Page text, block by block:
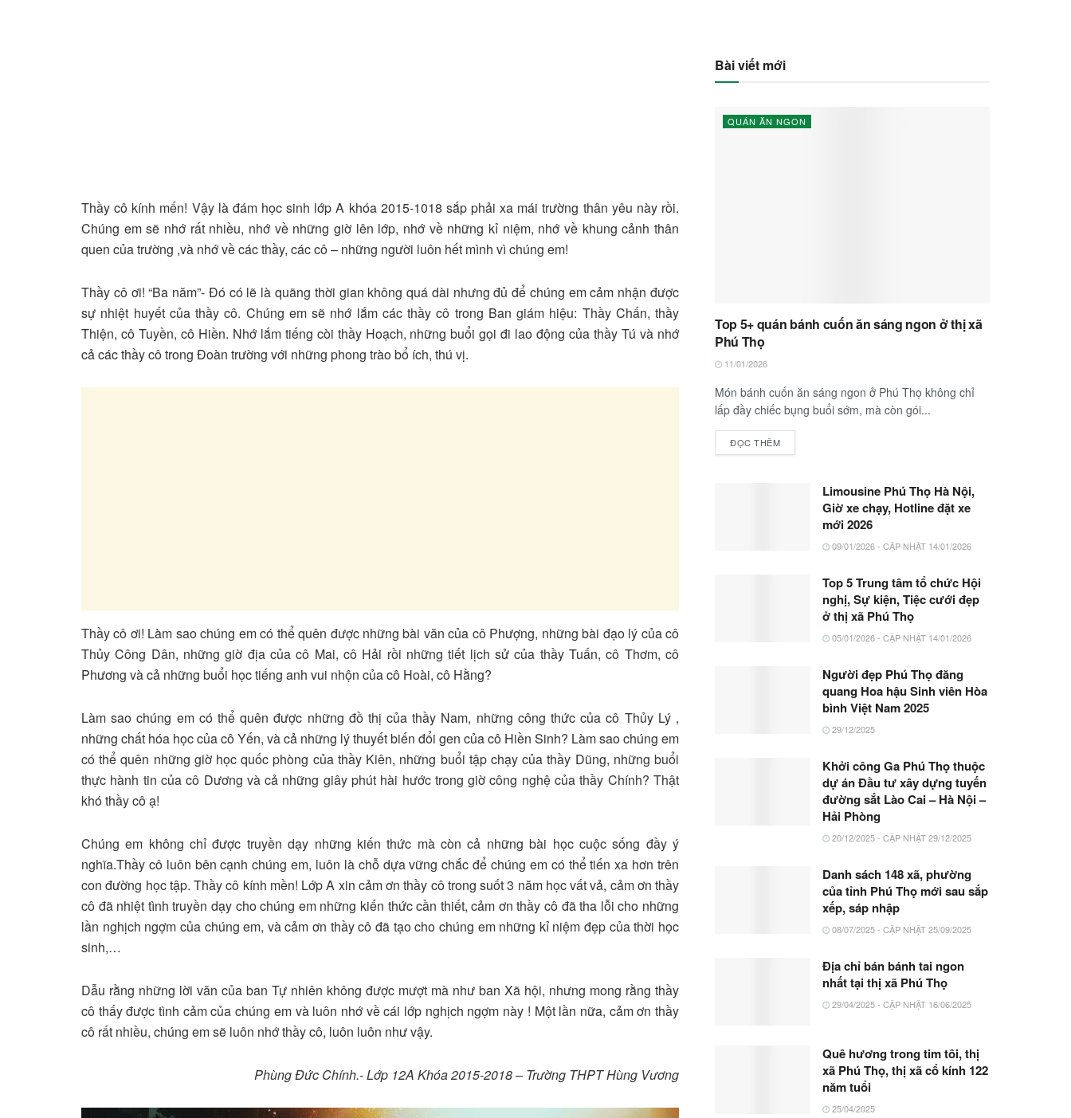
Thầy cô kính mến! Vậy là đám học sinh lớp A khóa 2015-1018 sắp phải xa mái trường thân yêu này rồi.
Chúng em sẽ nhớ rất nhiều, nhớ về những giờ lên lớp, nhớ về những kỉ niệm, nhớ về khung cảnh thân
quen của trường ,và nhớ về các thầy, các cô – những người luôn hết mình vì chúng em!
Thầy cô ơi! “Ba năm”- Đó có lẽ là quãng thời gian không quá dài nhưng đủ để chúng em cảm nhận được
sự nhiệt huyết của thầy cô. Chúng em sẽ nhớ lắm các thầy cô trong Ban giám hiệu: Thầy Chấn, thầy
Thiện, cô Tuyền, cô Hiền. Nhớ lắm tiếng còi thầy Hoạch, những buổi gọi đi lao động của thầy Tú và nhớ
cả các thầy cô trong Đoàn trường với những phong trào bổ ích, thú vị.
Thầy cô ơi! Làm sao chúng em có thể quên được những bài văn của cô Phượng, những bài đạo lý của cô
Thủy Công Dân, những giờ địa của cô Mai, cô Hải rồi những tiết lịch sử của thầy Tuấn, cô Thơm, cô
Phương và cả những buổi học tiếng anh vui nhộn của cô Hoài, cô Hằng?
Làm sao chúng em có thể quên được những đồ thị của thầy Nam, những công thức của cô Thủy Lý ,
những chất hóa học của cô Yến, và cả những lý thuyết biến đổi gen của cô Hiền Sinh? Làm sao chúng em
có thể quên những giờ học quốc phòng của thầy Kiên, những buổi tập chạy của thầy Dũng, những buổi
thực hành tin của cô Dương và cả những giây phút hài hước trong giờ công nghệ của thầy Chính? Thật
khó thầy cô ạ!
Chúng em không chỉ được truyền dạy những kiến thức mà còn cả những bài học cuộc sống đầy ý
nghĩa.Thầy cô luôn bên cạnh chúng em, luôn là chỗ dựa vững chắc để chúng em có thể tiến xa hơn trên
con đường học tập. Thầy cô kính mền! Lớp A xin cảm ơn thầy cô trong suốt 3 năm học vất vả, cảm ơn thầy
cô đã nhiệt tình truyền dạy cho chúng em những kiến thức cần thiết, cảm ơn thầy cô đã tha lỗi cho những
lần nghịch ngợm của chúng em, và cảm ơn thầy cô đã tạo cho chúng em những kỉ niệm đẹp của thời học
sinh,…
Dẫu rằng những lời văn của ban Tự nhiên không được mượt mà như ban Xã hội, nhưng mong rằng thầy
cô thấy được tình cảm của chúng em và luôn nhớ về cái lớp nghịch ngợm này ! Một lần nữa, cảm ơn thầy
cô rất nhiều, chúng em sẽ luôn nhớ thầy cô, luôn luôn như vậy.
Phùng Đức Chính.- Lớp 12A Khóa 2015-2018 – Trường THPT Hùng Vương
Bài viết mới
QUÁN ĂN NGON
Top 5+ quán bánh cuốn ăn sáng ngon ở thị xã
Phú Thọ
11/01/2026
Món bánh cuốn ăn sáng ngon ở Phú Thọ không chỉ
lấp đầy chiếc bụng buổi sớm, mà còn gói...
ĐỌC THÊM
Limousine Phú Thọ Hà Nội,
Giờ xe chạy, Hotline đặt xe
mới 2026
09/01/2026 - CẬP NHẬT 14/01/2026
Top 5 Trung tâm tổ chức Hội
nghị, Sự kiện, Tiệc cưới đẹp
ở thị xã Phú Thọ
05/01/2026 - CẬP NHẬT 14/01/2026
Người đẹp Phú Thọ đăng
quang Hoa hậu Sinh viên Hòa
bình Việt Nam 2025
29/12/2025
Khởi công Ga Phú Thọ thuộc
dự án Đầu tư xây dựng tuyến
đường sắt Lào Cai – Hà Nội –
Hải Phòng
20/12/2025 - CẬP NHẬT 29/12/2025
Danh sách 148 xã, phường
của tỉnh Phú Thọ mới sau sắp
xếp, sáp nhập
08/07/2025 - CẬP NHẬT 25/09/2025
Địa chỉ bán bánh tai ngon
nhất tại thị xã Phú Thọ
29/04/2025 - CẬP NHẬT 16/06/2025
Quê hương trong tim tôi, thị
xã Phú Thọ, thị xã cổ kính 122
năm tuổi
25/04/2025